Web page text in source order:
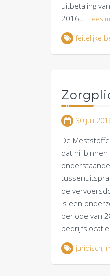
uitbetaling
2016,… Lees
feitelijke
30 juli
De
dat hij
de
is een
periode van
juridisch,